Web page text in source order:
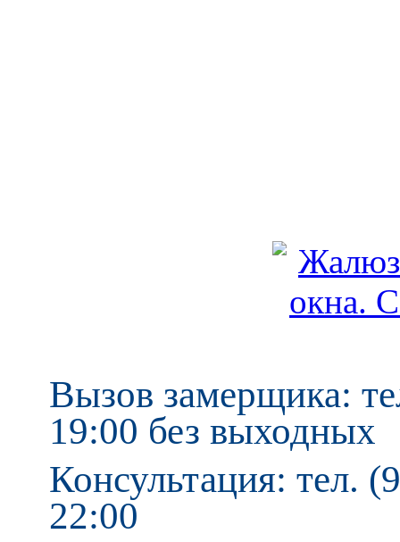
Вызов замерщика:
19:00 без выходных
Консультация: тел.
22:00